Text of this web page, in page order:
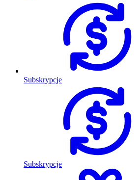
Subskrypcje
Subskrypcje